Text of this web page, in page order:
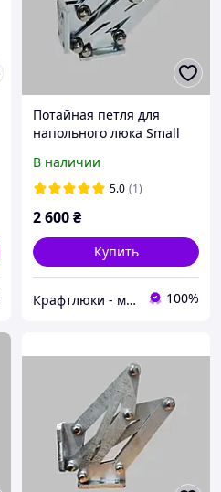
Потайная петля для
напольного люка Small
В наличии
5.0 (1)
2 600₴
Купить
Крафтлюки - майстерня прихованих рішень 100%